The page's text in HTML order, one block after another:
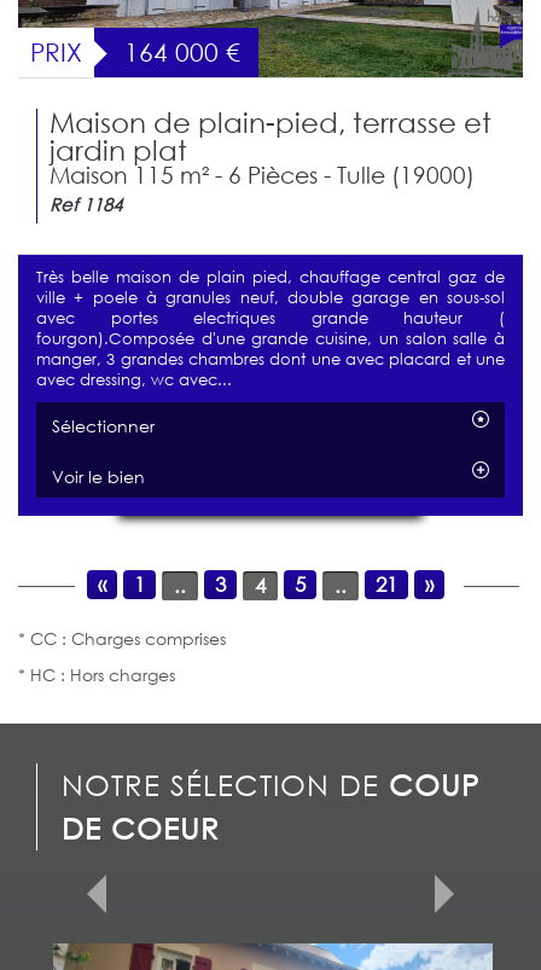
PRIX 164 000 €
Maison de plain-pied, terrasse et
jardin plat
Maison 115 m² - 6 Pièces - Tulle (19000)
Ref 1184
Très belle maison de plain pied, chauffage central gaz de
ville + poele à granules neuf, double garage en sous-sol
avec portes electriques grande hauteur (
fourgon).Composée d'une grande cuisine, un salon salle à
manger, 3 grandes chambres dont une avec placard et une
avec dressing, wc avec...
Sélectionner
Voir le bien
« 1 .. 3 4 5 .. 21 »
* CC : Charges comprises
* HC : Hors charges
NOTRE SÉLECTION DE COUP
DE COEUR